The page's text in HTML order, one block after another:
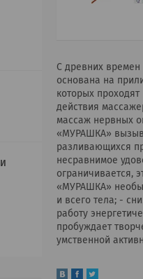
С древних
основана на
которых
действия
массаж нервных
«МУРАШКА»
разливающихся
несравнимое
ограничивается,
«МУРАШКА»
и всего тела; -
работу
пробуждает
умственной